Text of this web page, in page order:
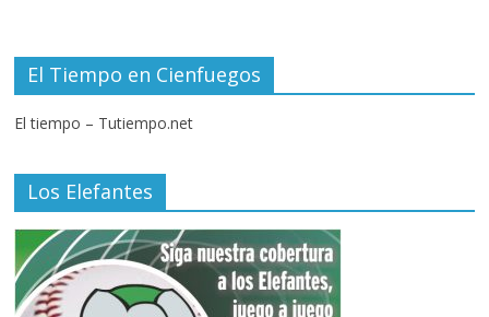
El Tiempo en Cienfuegos
El tiempo – Tutiempo.net
Los Elefantes